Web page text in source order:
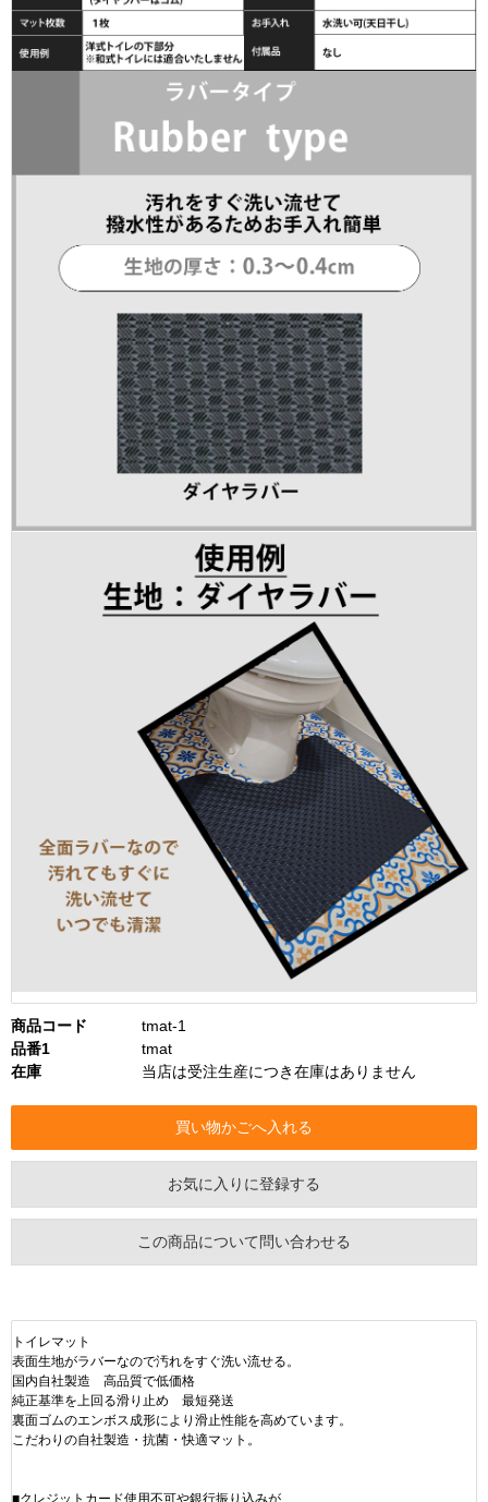
商品コード
tmat-1
品番1
tmat
在庫
当店は受注生産につき在庫はありません
お気に入りに登録する
この商品について問い合わせる
トイレマット
表面生地がラバーなので汚れをすぐ洗い流せる。
国内自社製造 高品質で低価格
純正基準を上回る滑り止め 最短発送
裏面ゴムのエンボス成形により滑止性能を高めています。
こだわりの自社製造・抗菌・快適マット。